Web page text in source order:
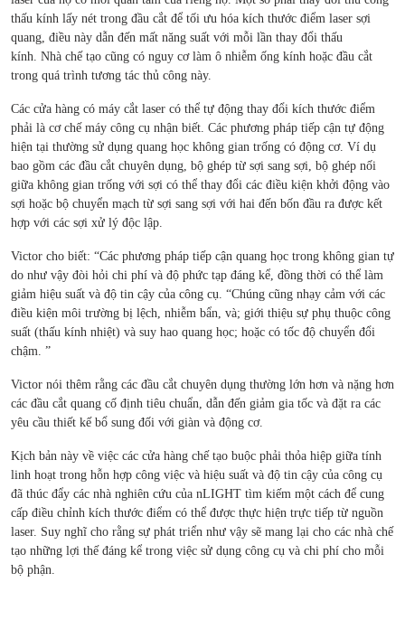
thấu kính lấy nét trong đầu cắt để tối ưu hóa kích thước điểm laser sợi
quang, điều này dẫn đến mất năng suất với mỗi lần thay đổi thấu
kính. Nhà chế tạo cũng có nguy cơ làm ô nhiễm ống kính hoặc đầu cắt
trong quá trình tương tác thủ công này.
Các cửa hàng có máy cắt laser có thể tự động thay đổi kích thước điểm
phải là cơ chế máy công cụ nhận biết. Các phương pháp tiếp cận tự động
hiện tại thường sử dụng quang học không gian trống có động cơ. Ví dụ
bao gồm các đầu cắt chuyên dụng, bộ ghép từ sợi sang sợi, bộ ghép nối
giữa không gian trống với sợi có thể thay đổi các điều kiện khởi động vào
sợi hoặc bộ chuyển mạch từ sợi sang sợi với hai đến bốn đầu ra được kết
hợp với các sợi xử lý độc lập.
Victor cho biết: “Các phương pháp tiếp cận quang học trong không gian tự
do như vậy đòi hỏi chi phí và độ phức tạp đáng kể, đồng thời có thể làm
giảm hiệu suất và độ tin cậy của công cụ. “Chúng cũng nhạy cảm với các
điều kiện môi trường bị lệch, nhiễm bẩn, và; giới thiệu sự phụ thuộc công
suất (thấu kính nhiệt) và suy hao quang học; hoặc có tốc độ chuyển đổi
chậm. ”
Victor nói thêm rằng các đầu cắt chuyên dụng thường lớn hơn và nặng hơn
các đầu cắt quang cố định tiêu chuẩn, dẫn đến giảm gia tốc và đặt ra các
yêu cầu thiết kế bổ sung đối với giàn và động cơ.
Kịch bản này về việc các cửa hàng chế tạo buộc phải thỏa hiệp giữa tính
linh hoạt trong hỗn hợp công việc và hiệu suất và độ tin cậy của công cụ
đã thúc đẩy các nhà nghiên cứu của nLIGHT tìm kiếm một cách để cung
cấp điều chỉnh kích thước điểm có thể được thực hiện trực tiếp từ nguồn
laser. Suy nghĩ cho rằng sự phát triển như vậy sẽ mang lại cho các nhà chế
tạo những lợi thế đáng kể trong việc sử dụng công cụ và chi phí cho mỗi
bộ phận.